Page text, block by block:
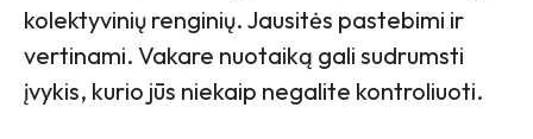
kolektyvinių renginių. Jausitės pastebimi ir
vertinami. Vakare nuotaiką gali sudrumsti
įvykis, kurio jūs niekaip negalite kontroliuoti.